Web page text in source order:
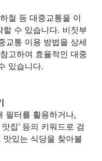
철 등 대중교통을 이
할 수 있습니다. 비짓부
교통 이용 방법을 상세
고하여 효율적인 대중
있습니다.
필터를 활용하거나,
맛집’ 등의 키워드로 검
있는 식당을 찾아볼